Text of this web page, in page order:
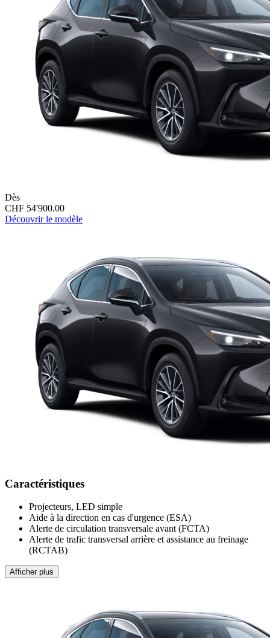
Dès
CHF 54'900.00
Découvrir le modèle
Caractéristiques
Projecteurs, LED simple
Aide à la direction en cas d'urgence (ESA)
Alerte de circulation transversale avant (FCTA)
Alerte de trafic transversal arrière et assistance au freinage
(RCTAB)
Afficher plus